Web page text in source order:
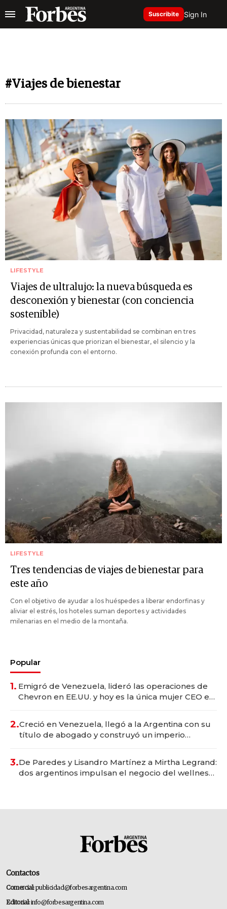
Suscribite Sign In
#Viajes de bienestar
LIFESTYLE
Viajes de ultralujo: la nueva búsqueda es
desconexión y bienestar (con conciencia
sostenible)
Privacidad, naturaleza y sustentabilidad se combinan en tres
experiencias únicas que priorizan el bienestar, el silencio y la
conexión profunda con el entorno.
LIFESTYLE
Tres tendencias de viajes de bienestar para
este año
Con el objetivo de ayudar a los huéspedes a liberar endorfinas y
aliviar el estrés, los hoteles suman deportes y actividades
milenarias en el medio de la montaña.
Popular
1. Emigró de Venezuela, lideró las operaciones de
Chevron en EE.UU. y hoy es la única mujer CEO en
2.Creció en Venezuela, llegó a la Argentina con su
título de abogado y construyó un imperio
3.De Paredes y Lisandro Martínez a Mirtha Legrand:
dos argentinos impulsan el negocio del wellness
Contactos
Comercial:publicidad@forbesargentina.com
Editorial:info@forbesargentina.com